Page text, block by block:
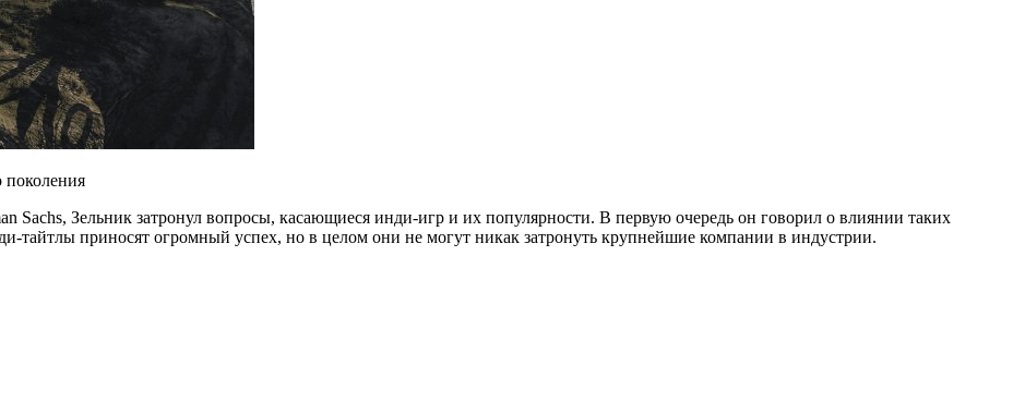
Sachs, Зельник затронул вопросы, касающиеся инди-игр и их популярности. В первую очередь он говорил о влиянии таких
тайтлы приносят огромный успех, но в целом они не могут никак затронуть крупнейшие компании в индустрии.